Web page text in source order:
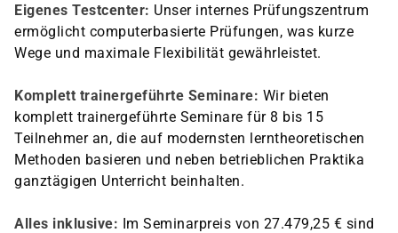
Eigenes Testcenter: Unser internes Prüfungszentrum
ermöglicht computerbasierte Prüfungen, was kurze
Wege und maximale Flexibilität gewährleistet.
Komplett trainergeführte Seminare: Wir bieten
komplett trainergeführte Seminare für 8 bis 15
Teilnehmer an, die auf modernsten lerntheoretischen
Methoden basieren und neben betrieblichen Praktika
ganztägigen Unterricht beinhalten.
Alles inklusive: Im Seminarpreis von 27.479,25 € sind